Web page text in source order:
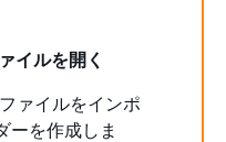
イルを開く
ァイルをインポ
ーを作成しま